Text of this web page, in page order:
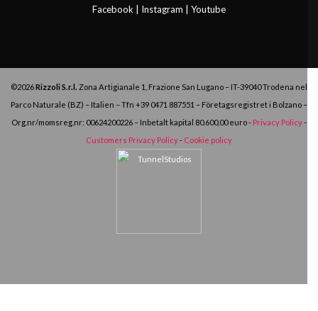
Facebook Instagram Youtube
©2026Rizzoli S.r.l. Zona Artigianale 1, Frazione San Lugano – IT-39040 Trodena nel
Parco Naturale (BZ) – Italien – Tfn +39 0471 887551 – Företagsregistret i Bolzano –
Org.nr/momsreg.nr: 00624200226 – Inbetalt kapital 80.600,00 euro - Privacy Policy-
Customers Privacy Policy- Cookie policy